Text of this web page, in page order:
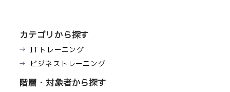
カテゴリから探す
ITトレーニング
ビジネストレーニング
階層・対象者から探す